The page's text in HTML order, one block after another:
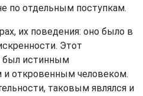
по отдельным поступкам.
их поведения: оно было в
Этот
был истинным
и откровенным человеком.
таковым являлся и